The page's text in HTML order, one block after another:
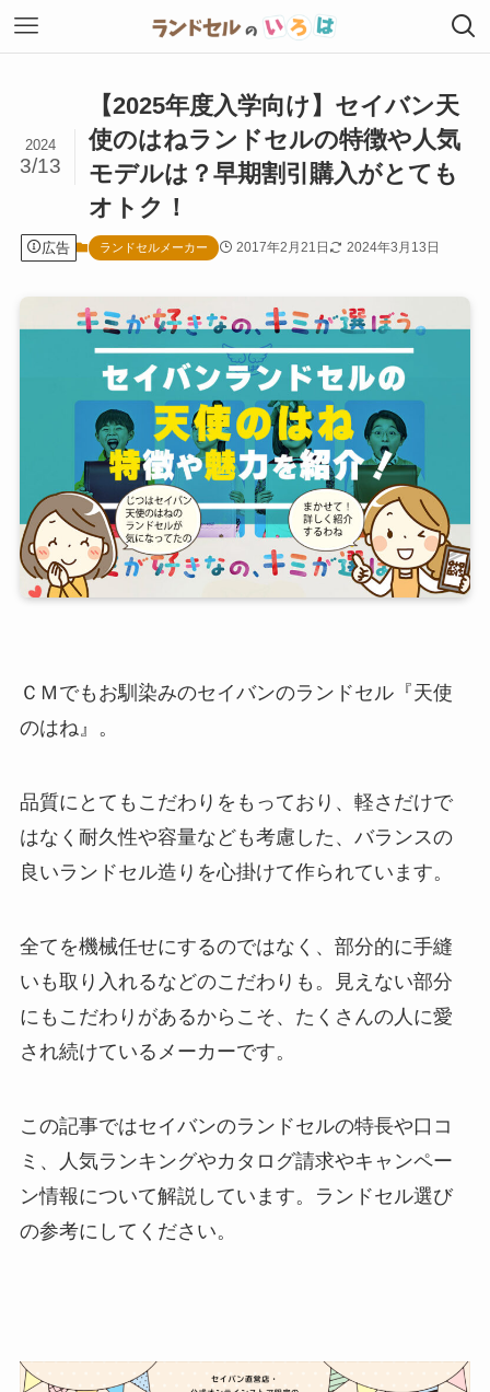
【2025年度入学向け】セイバン天
使のはねランドセルの特徴や人気
モデルは？早期割引購入がとても
オトク！
2024
3/13
広告 ランドセルメーカー 2017年2月21日 2024年3月13日
ＣＭでもお馴染みのセイバンのランドセル『天使
のはね』。
品質にとてもこだわりをもっており、軽さだけで
はなく耐久性や容量なども考慮した、バランスの
良いランドセル造りを心掛けて作られています。
全てを機械任せにするのではなく、部分的に手縫
いも取り入れるなどのこだわりも。見えない部分
にもこだわりがあるからこそ、たくさんの人に愛
され続けているメーカーです。
この記事ではセイバンのランドセルの特長や口コ
ミ、人気ランキングやカタログ請求やキャンペー
ン情報について解説しています。ランドセル選び
の参考にしてください。